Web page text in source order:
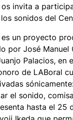
invita a
sonidos del
es un proyecto
por José Manuel
Palacios, en
de LABoral
el sonido,
hasta el 25